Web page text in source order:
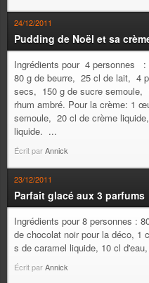
24/12/2011
Pudding de Noël et sa
Ingrédients pour 4 personnes
80 g de beurre, 25 cl de lait, 4
secs, 150 g de sucre
rhum ambré. Pour la crème: 1
semoule, 20 cl de crème
liquide. ...
Écrit parAnnick
23/12/2011
Parfait glacé aux 3 parfums
Ingrédients pour 8 personnes :
de chocolat noir pour la déco, 1
s de caramel liquide, 10 cl
Écrit parAnnick